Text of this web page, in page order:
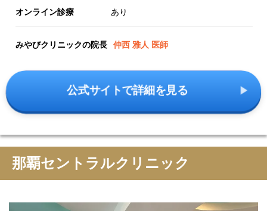
オンライン診療 あり
みやびクリニックの院長 仲西 雅人 医師
公式サイトで詳細を見る
那覇セントラルクリニック